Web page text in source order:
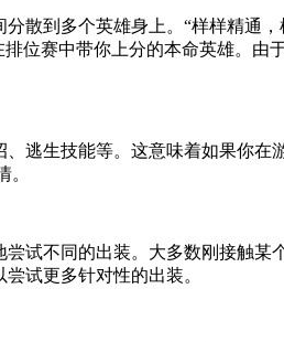
散到多个英雄身上。“样样精通
位赛中带你上分的本命英雄。
逃生技能等。这意味着如果你
。
试不同的出装。大多数刚接触
试更多针对性的出装。